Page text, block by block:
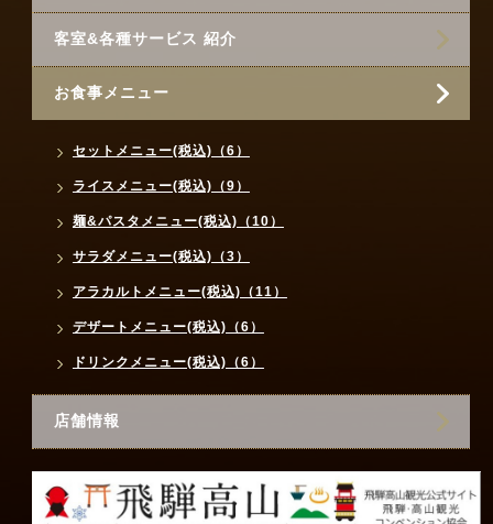
客室&各種サービス 紹介
お食事メニュー
セットメニュー(税込)（6）
ライスメニュー(税込)（9）
麺&パスタメニュー(税込)（10）
サラダメニュー(税込)（3）
アラカルトメニュー(税込)（11）
デザートメニュー(税込)（6）
ドリンクメニュー(税込)（6）
店舗情報